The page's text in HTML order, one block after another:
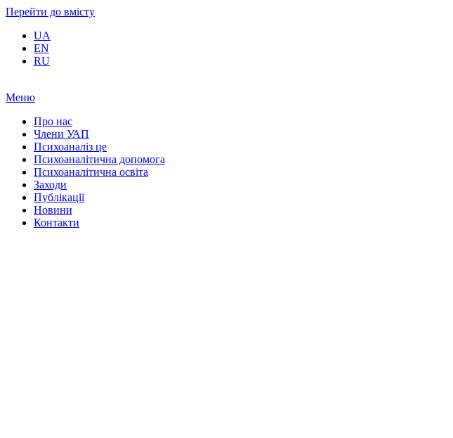
Перейти до вмісту
UA
EN
RU
Меню
Про нас
Члени УАП
Психоаналіз це
Психоаналітична допомога
Психоаналітична освіта
Заходи
Публікації
Новини
Контакти